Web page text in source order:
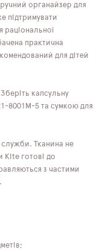
органайзер для
підтримувати
раціональної
практична
для дітей
капсульну
8001M-5 та сумкою для
служби. Тканина не
Kite готові до
з частими